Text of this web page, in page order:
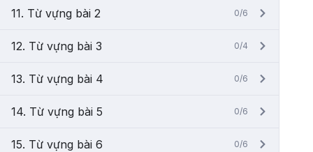
11. Từ vựng bài 2 0/6
12. Từ vựng bài 3 0/4
13. Từ vựng bài 4 0/6
14. Từ vựng bài 5 0/6
15. Từ vựng bài 6 0/6